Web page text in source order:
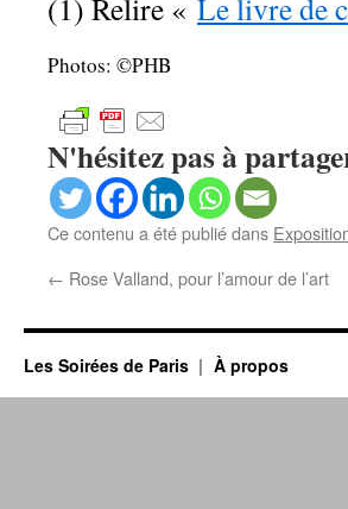
(1) Relire « Le livre de
Photos: ©PHB
N'hésitez pas à
Ce contenu a été publié dans
← Rose Valland, pour l’amour de l’art
Les Soirées de Paris À propos